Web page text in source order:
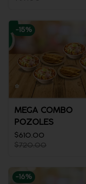
-15%
MEGA COMBO
POZOLES
$610.00
$720.00
-16%